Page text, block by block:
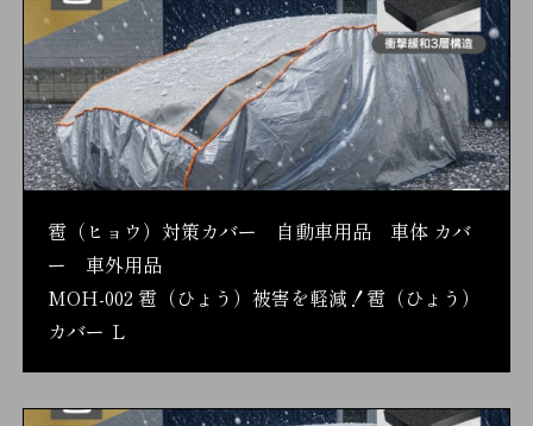
雹（ヒョウ）対策カバー 自動車用品 車体 カバ
ー 車外用品
MOH-002 雹（ひょう）被害を軽減！雹（ひょう）
カバー Ｌ